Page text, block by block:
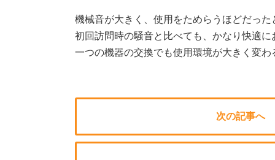
機械音が大きく、使用をためらうほどだっ
初回訪問時の騒音と比べても、かなり快適
一つの機器の交換でも使用環境が大きく変
次の記事へ